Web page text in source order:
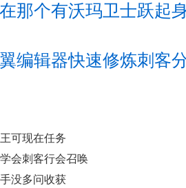
那个有沃玛卫士跃起
编辑器快速修炼刺客
可现在任务
会刺客行会召唤
没多问收获